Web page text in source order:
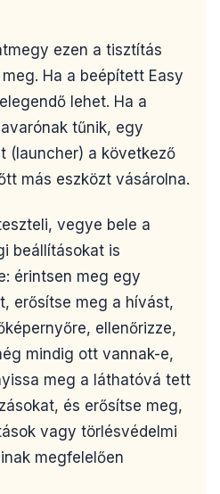
ezen a tisztítás
Ha a beépített Easy
lehet. Ha a
tűnik, egy
(launcher) a következő
más eszközt vásárolna.
vegye bele a
beállításokat is
érintsen meg egy
erősítse meg a hívást,
ellenőrizze,
mindig ott vannak-e,
meg a láthatóvá tett
és erősítse meg,
vagy törlésvédelmi
megfelelően